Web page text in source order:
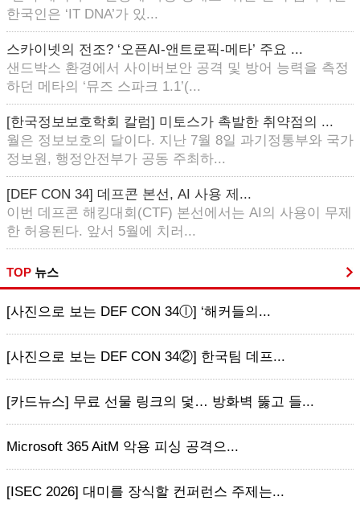
한국인은 ‘IT DNA’가 있...
스카이넷의 전조? ‘오픈AI-앤트로픽-메타’ 주요 ...
샌드박스 환경에서 사이버보안 공격 및 방어 능력을 측정
하던 메타의 ‘뮤즈 스파크 1.1’(...
[한국정보보호학회 칼럼] 미토스가 촉발한 취약점의 ...
월은 정보보호의 달이다. 지난 7월 8일 과기정통부와 국가
정보원, 행정안전부가 공동 주최하...
[DEF CON 34] 데프콘 본선, AI 사용 제...
이번 데프콘 해킹대회(CTF) 본선에서는 AI의 사용이 무제
한 허용된다. 앞서 5월에 치러...
TOP 뉴스
[사진으로 보는 DEF CON 34ⓛ] ‘해커들의...
[사진으로 보는 DEF CON 34②] 한국팀 데프...
[카드뉴스] 무료 선물 링크의 덫… 방화벽 뚫고 들...
Microsoft 365 AitM 악용 피싱 공격으...
[ISEC 2026] 대미를 장식할 컨퍼런스 주제는...